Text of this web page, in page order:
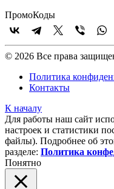
ПромоКоды
© 2026 Все права
Политика
Контакты
К началу
Для работы наш сайт
настроек и статистики
файлы). Подробнее об
разделе: Политика
Понятно